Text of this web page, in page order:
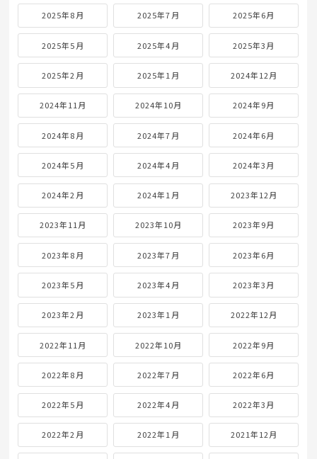
2025年8月 2025年7月 2025年6月
2025年5月 2025年4月 2025年3月
2025年2月 2025年1月 2024年12月
2024年11月 2024年10月 2024年9月
2024年8月 2024年7月 2024年6月
2024年5月 2024年4月 2024年3月
2024年2月 2024年1月 2023年12月
2023年11月 2023年10月 2023年9月
2023年8月 2023年7月 2023年6月
2023年5月 2023年4月 2023年3月
2023年2月 2023年1月 2022年12月
2022年11月 2022年10月 2022年9月
2022年8月 2022年7月 2022年6月
2022年5月 2022年4月 2022年3月
2022年2月 2022年1月 2021年12月